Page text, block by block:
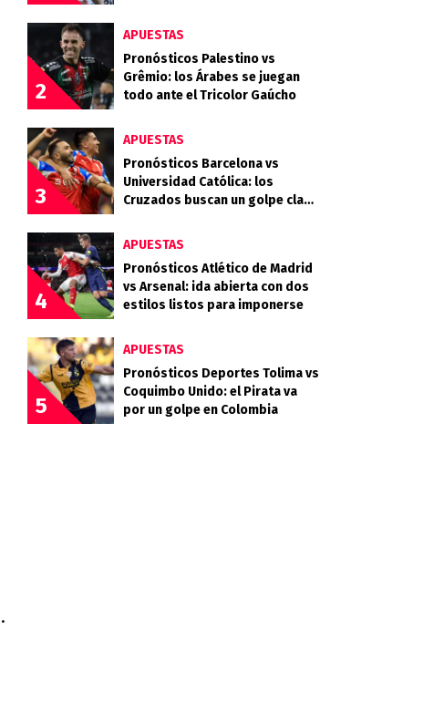
.
2
APUESTAS
Pronósticos Palestino vs
Grêmio: los Árabes se juegan
todo ante el Tricolor Gaúcho
3
APUESTAS
Pronósticos Barcelona vs
Universidad Católica: los
Cruzados buscan un golpe clave
4
APUESTAS
Pronósticos Atlético de Madrid
vs Arsenal: ida abierta con dos
estilos listos para imponerse
5
APUESTAS
Pronósticos Deportes Tolima vs
Coquimbo Unido: el Pirata va
por un golpe en Colombia